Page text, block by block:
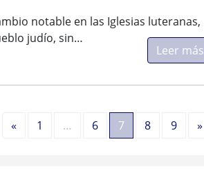
notable en las Iglesias luteranas,
judío, sin…
Leer más
« Anterior
1 … 6 7 8 9 »